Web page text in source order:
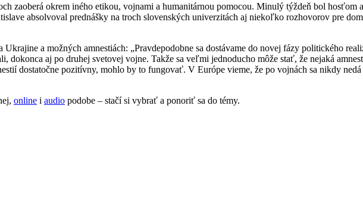
zaoberá okrem iného etikou, vojnami a humanitárnou pomocou. Minulý týždeň bol hosťom
absolvoval prednášky na troch slovenských univerzitách aj niekoľko rozhovorov pre
a možných amnestiách: „Pravdepodobne sa dostávame do novej fázy politického
aj po druhej svetovej vojne. Takže sa veľmi jednoducho môže stať, že nejaká
dostatočne pozitívny, mohlo by to fungovať. V Európe vieme, že po vojnách sa nikdy
online i audio podobe – stačí si vybrať a ponoriť sa do témy.